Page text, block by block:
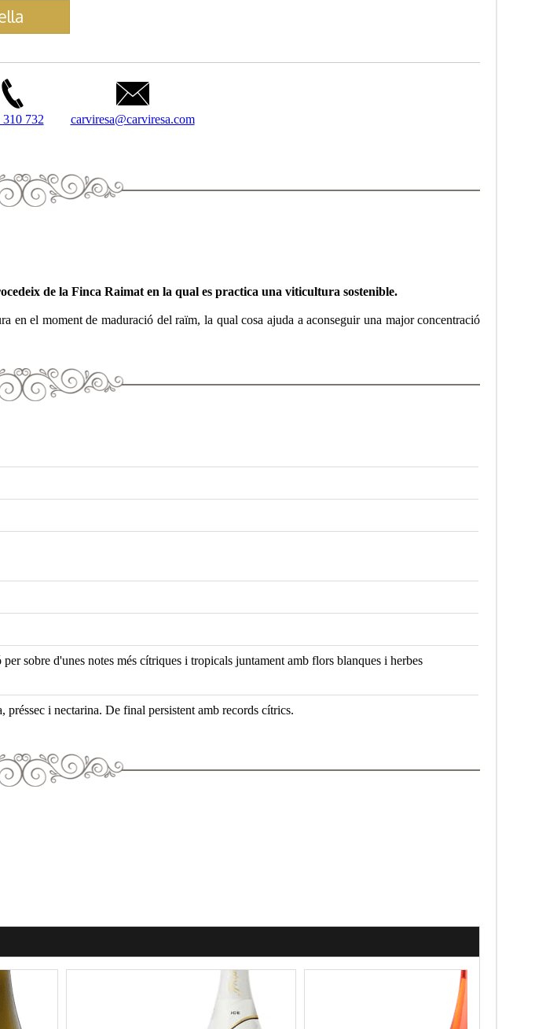
310 732 carviresa@carviresa.com
de la Finca Raimat en la qual es practica una viticultura sostenible.
en el moment de maduració del raïm, la qual cosa ajuda a aconseguir una major concentració
sobre d'unes notes més cítriques i tropicals juntament amb flors blanques i herbes
i nectarina. De final persistent amb records cítrics.